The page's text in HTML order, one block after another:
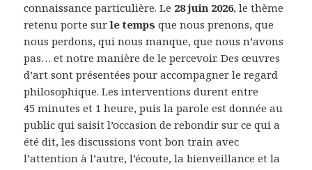
connaissance particulière. Le 28 juin 2026, le thème
retenu porte surle temps que nous prenons, que
nous perdons, qui nous manque, que nous n’avons
pas… et notre manière de le percevoir. Des œuvres
d’art sont présentées pour accompagner le regard
philosophique. Les interventions durent entre
45 minutes et 1 heure, puis la parole est donnée au
public qui saisit l’occasion de rebondir sur ce qui a
été dit, les discussions vont bon train avec
l’attention à l’autre, l’écoute, la bienveillance et la